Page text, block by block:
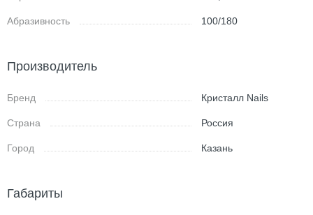
Абразивность 100/180
Производитель
Бренд Кристалл Nails
Страна Россия
Город Казань
Габариты